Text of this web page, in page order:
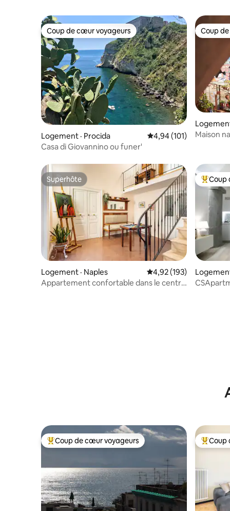
Coup de cœur voyageurs
Coup de cœur voyageurs
Logement · Procida Note moyenne de 4,94
4,94 (101)
Casa di Giovannino ou funer'
Coup
Coup
Maison
Superhôte
Superhôte
Logement · Naples Note moyenne de
4,92 (193)
Appartement confortable dans le centre
Coup
Coup
Coup de cœur voyageurs parmi les plus aimés
Coup de cœur voyageurs Coup
Coup